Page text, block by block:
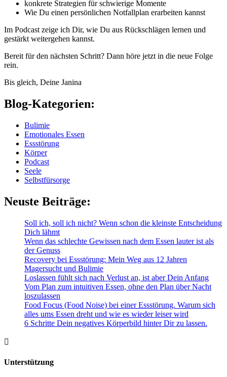
konkrete Strategien für schwierige Momente
Wie Du einen persönlichen Notfallplan erarbeiten kannst
Im Podcast zeige ich Dir, wie Du aus Rückschlägen lernen und
gestärkt weitergehen kannst.
Bereit für den nächsten Schritt? Dann höre jetzt in die neue Folge
rein.
Bis gleich, Deine Janina
Blog-Kategorien:
Bulimie
Emotionales Essen
Essstörung
Körper
Podcast
Seele
Selbstfürsorge
Neuste Beiträge:
Soll ich, soll ich nicht? Wenn schon die kleinste Entscheidung
Dich lähmt
Wenn das schlechte Gewissen nach dem Essen lauter ist als
der Genuss
Recovery bei Essstörung: Mein Weg aus 12 Jahren
Magersucht und Bulimie
Loslassen fühlt sich nach Verlust an, ist aber Dein Anfang
Vom Plan zum intuitiven Essen, ohne den Plan über Nacht
loszulassen
Food Focus (Food Noise) bei einer Essstörung. Warum sich
alles ums Essen dreht und wie es wieder leiser wird
6 Schritte Dein negatives Körperbild hinter Dir zu lassen.

Unterstützung